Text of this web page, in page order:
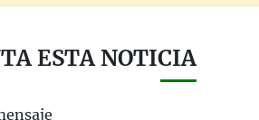
ESTA NOTICIA